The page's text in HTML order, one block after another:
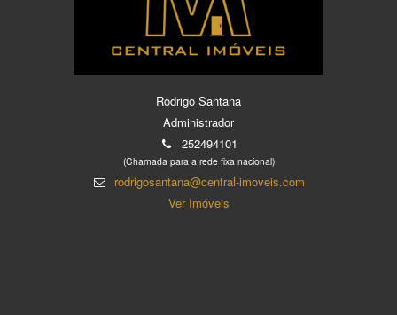
Rodrigo Santana
Administrador
252494101
(Chamada para a rede fixa nacional)
rodrigosantana@central-imoveis.com
Ver Imóveis